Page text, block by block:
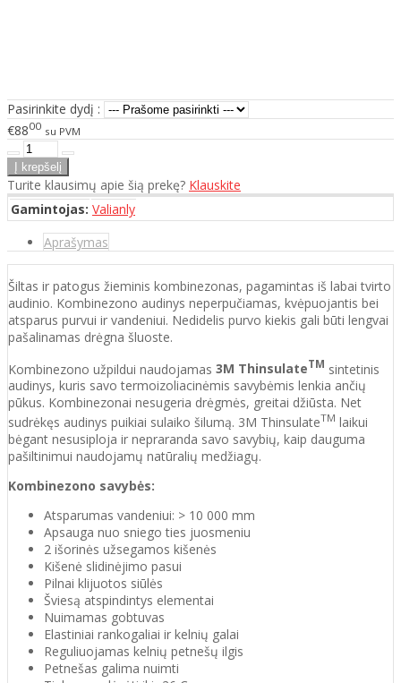
Pasirinkite dydį :
€8800 su PVM
Turite klausimų apie šią prekę? Klauskite
Gamintojas: Valianly
Aprašymas
Šiltas ir patogus žieminis kombinezonas, pagamintas iš labai tvirto
audinio. Kombinezono audinys neperpučiamas, kvėpuojantis bei
atsparus purvui ir vandeniui. Nedidelis purvo kiekis gali būti lengvai
pašalinamas drėgna šluoste.
Kombinezono užpildui naudojamas 3M ThinsulateTM sintetinis
audinys, kuris savo termoizoliacinėmis savybėmis lenkia ančių
pūkus. Kombinezonai nesugeria drėgmės, greitai džiūsta. Net
sudrėkęs audinys puikiai sulaiko šilumą. 3M ThinsulateTM laikui
bėgant nesusiploja ir nepraranda savo savybių, kaip dauguma
pašiltinimui naudojamų natūralių medžiagų.
Kombinezono savybės:
Atsparumas vandeniui: > 10 000 mm
Apsauga nuo sniego ties juosmeniu
2 išorinės užsegamos kišenės
Kišenė slidinėjimo pasui
Pilnai klijuotos siūlės
Šviesą atspindintys elementai
Nuimamas gobtuvas
Elastiniai rankogaliai ir kelnių galai
Reguliuojamas kelnių petnešų ilgis
Petnešas galima nuimti